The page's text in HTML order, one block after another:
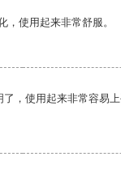
，使用起来非常舒服。
，使用起来非常容易